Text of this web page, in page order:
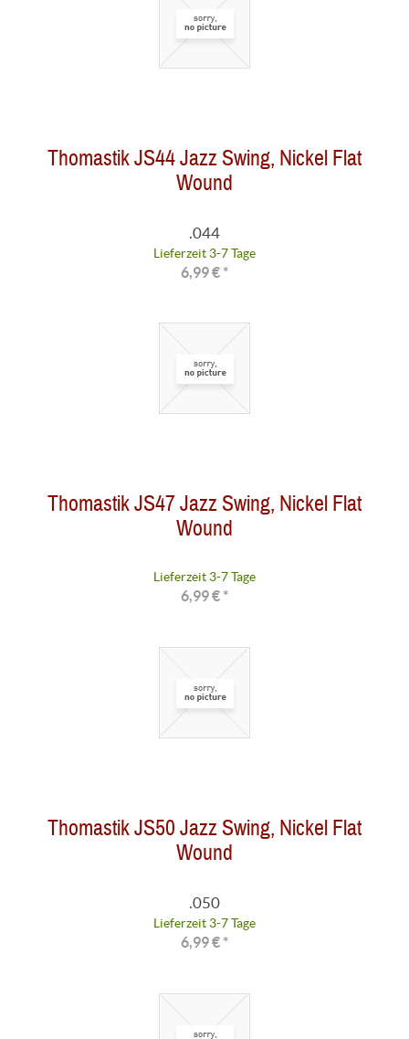
Thomastik JS44 Jazz Swing, Nickel Flat
Wound
.044
Lieferzeit 3-7 Tage
6,99 € *
Thomastik JS47 Jazz Swing, Nickel Flat
Wound
Lieferzeit 3-7 Tage
6,99 € *
Thomastik JS50 Jazz Swing, Nickel Flat
Wound
.050
Lieferzeit 3-7 Tage
6,99 € *